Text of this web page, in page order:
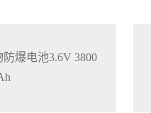
爆电池3.6V 3800